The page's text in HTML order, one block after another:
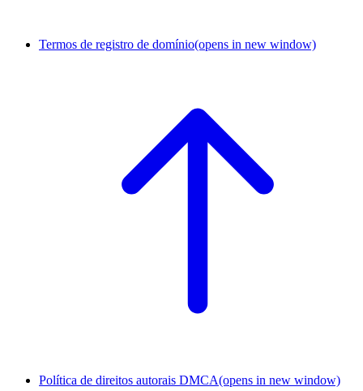
Termos de registro de domínio(opens in new window)
Política de direitos autorais DMCA(opens in new window)